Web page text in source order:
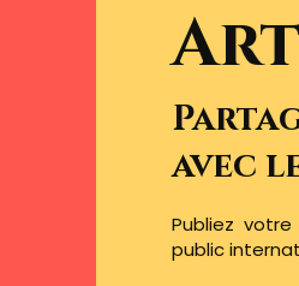
avec
Publiez
public